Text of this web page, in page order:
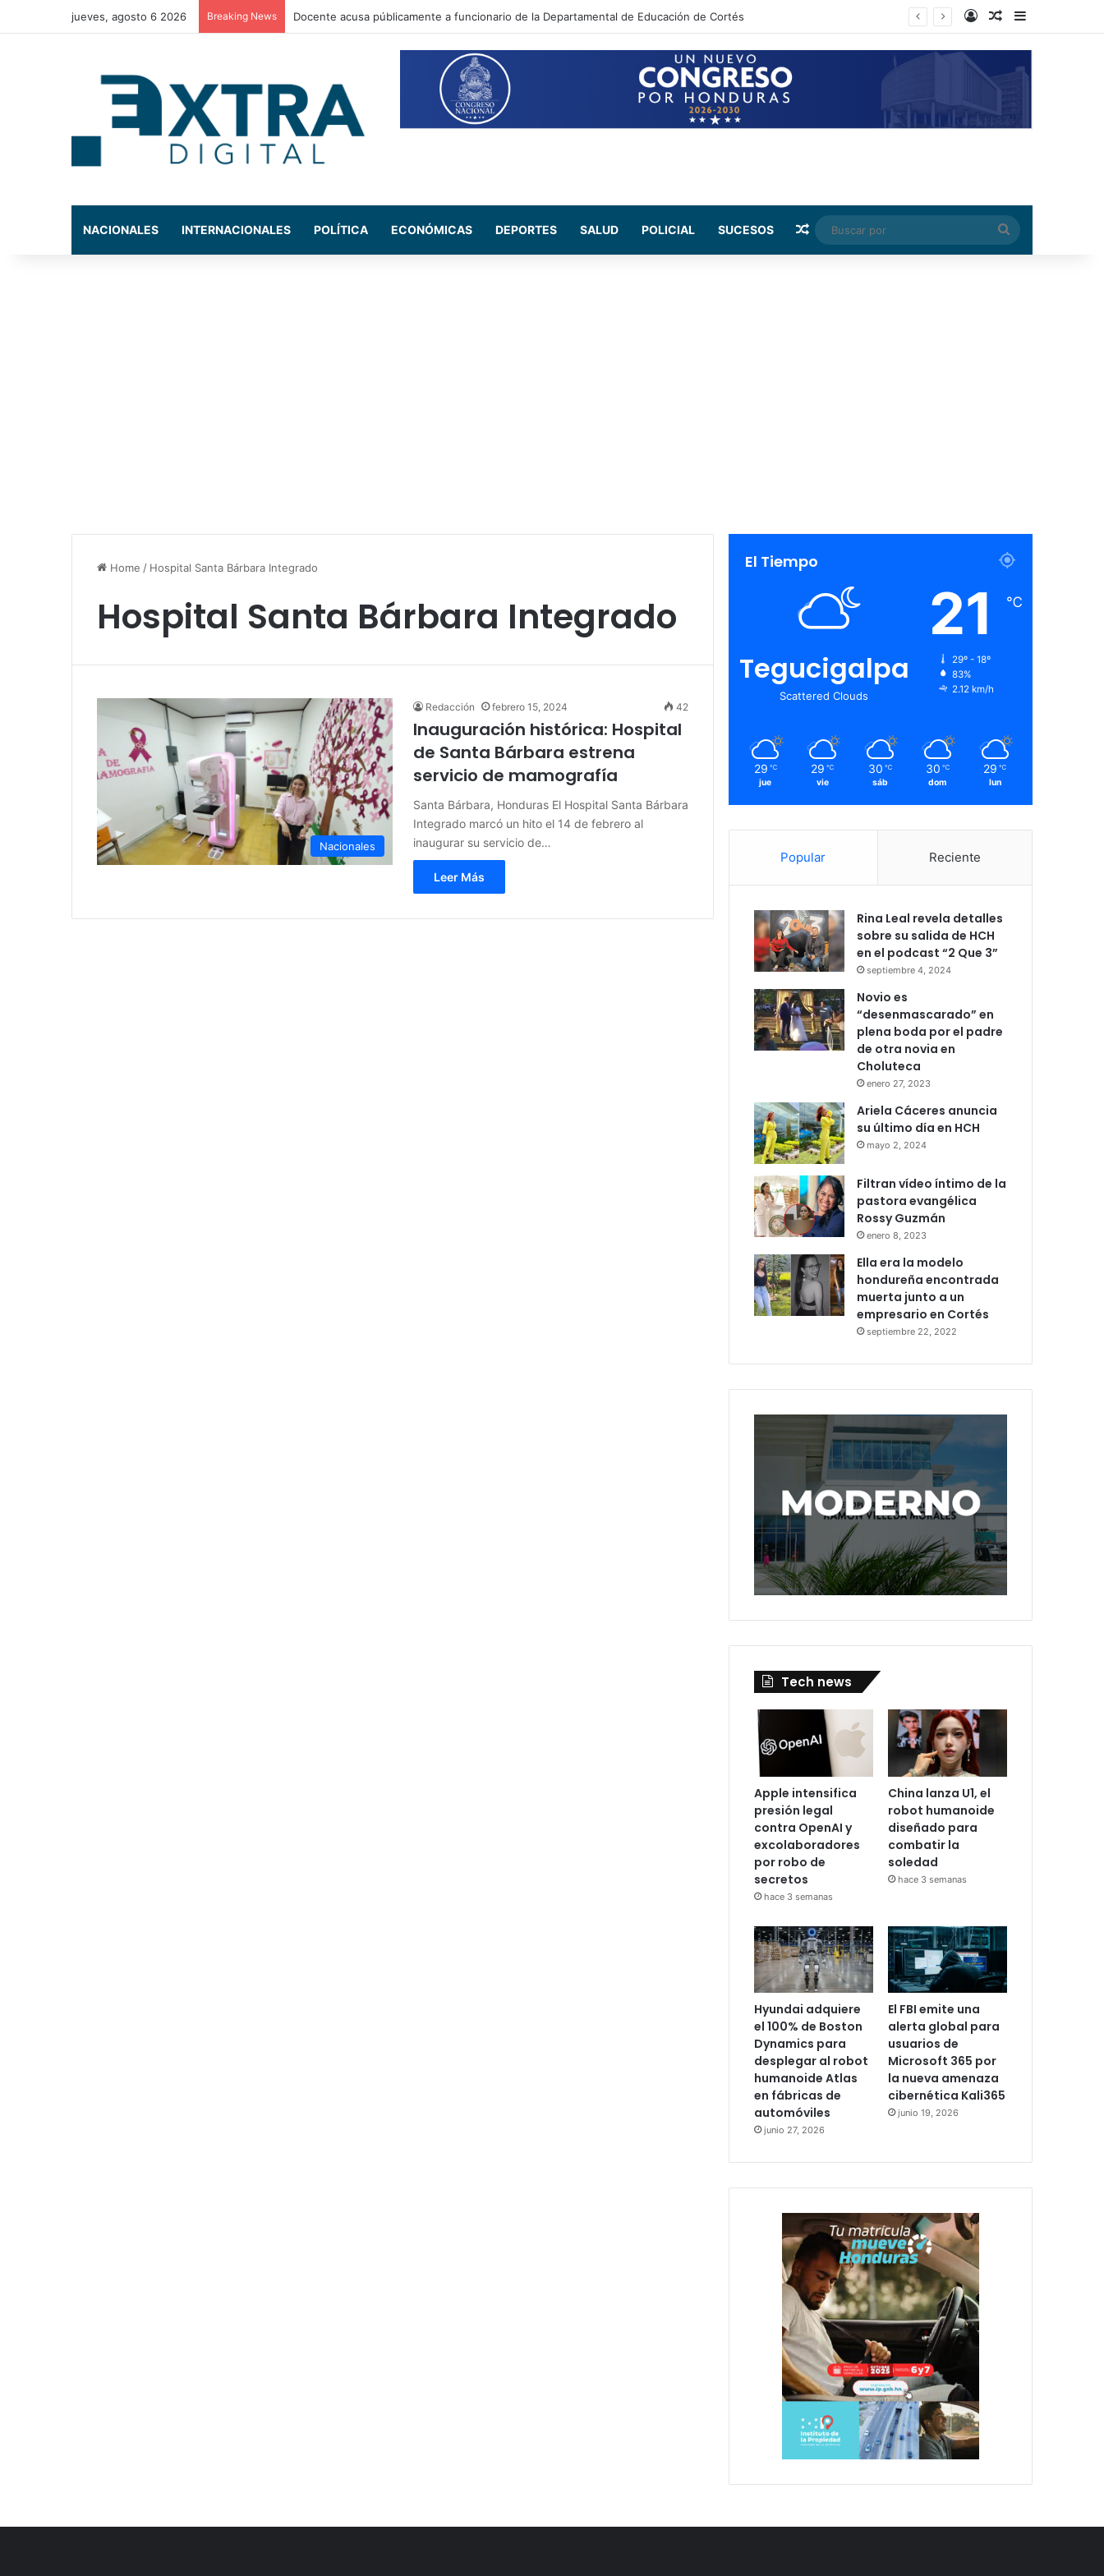
jueves, agosto 6 2026 Breaking News La exdiputada Maribel Espinoza arremete contra el expresidente Juan Orlando Hernández Log InRandom Article
NACIONALES INTERNACIONALES POLÍTICA ECONÓMICAS DEPORTES SALUD POLICIAL SUCESOS Random Article
Buscar
por
Home / Hospital Santa Bárbara Integrado
Hospital Santa Bárbara Integrado
Nacionales
Redacción febrero 15, 2024 42
Inauguración histórica: Hospital
de Santa Bárbara estrena
servicio de mamografía
Santa Bárbara, Honduras El Hospital Santa Bárbara
Integrado marcó un hito el 14 de febrero al
inaugurar su servicio de…
Leer Más
El Tiempo
Tegucigalpa
Scattered Clouds
21 ℃
29º - 18º
83%
2.12 km/h
29 ℃
jue
29 ℃
vie
30 ℃
sáb
30 ℃
dom
29 ℃
lun
Popular Reciente
Rina Leal revela detalles
sobre su salida de HCH
en el podcast “2 Que 3”
septiembre 4, 2024
Novio es
“desenmascarado” en
plena boda por el padre
de otra novia en
Choluteca
enero 27, 2023
Ariela Cáceres anuncia
su último día en HCH
mayo 2, 2024
Filtran vídeo íntimo de la
pastora evangélica
Rossy Guzmán
enero 8, 2023
Ella era la modelo
hondureña encontrada
muerta junto a un
empresario en Cortés
septiembre 22, 2022
Tech news
Apple intensifica
presión legal
contra OpenAI y
excolaboradores
por robo de
secretos
hace 3 semanas
China lanza U1, el
robot humanoide
diseñado para
combatir la
soledad
hace 3 semanas
Hyundai adquiere
el 100% de Boston
Dynamics para
desplegar al robot
humanoide Atlas
en fábricas de
automóviles
junio 27, 2026
El FBI emite una
alerta global para
usuarios de
Microsoft 365 por
la nueva amenaza
cibernética Kali365
junio 19, 2026